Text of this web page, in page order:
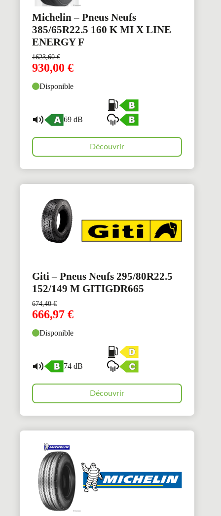
Michelin – Pneus Neufs
385/65R22.5 160 K MI X LINE
ENERGY F
1623,60€
930,00 €
Disponible
69 dB
Découvrir
Giti – Pneus Neufs 295/80R22.5
152/149 M GITIGDR665
674,40€
666,97 €
Disponible
74 dB
Découvrir